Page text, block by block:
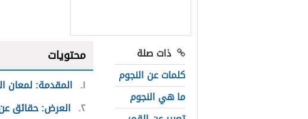
ذات صلة
كلمات عن النجوم
ما هي النجوم
محتويات
١ المقدمة: لمعان
٢ العرض: حقائق